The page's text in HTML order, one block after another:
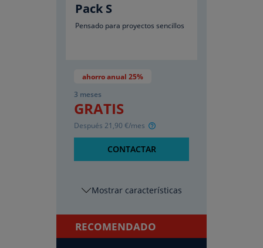
Pack S
Pensado para proyectos sencillos
ahorro anual 25%
3 meses
GRATIS
Después 21 ,90 €/mes
CONTACTAR
características
RECOMENDADO